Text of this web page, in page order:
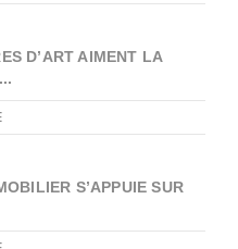
D’ART AIMENT LA
S’APPUIE SUR